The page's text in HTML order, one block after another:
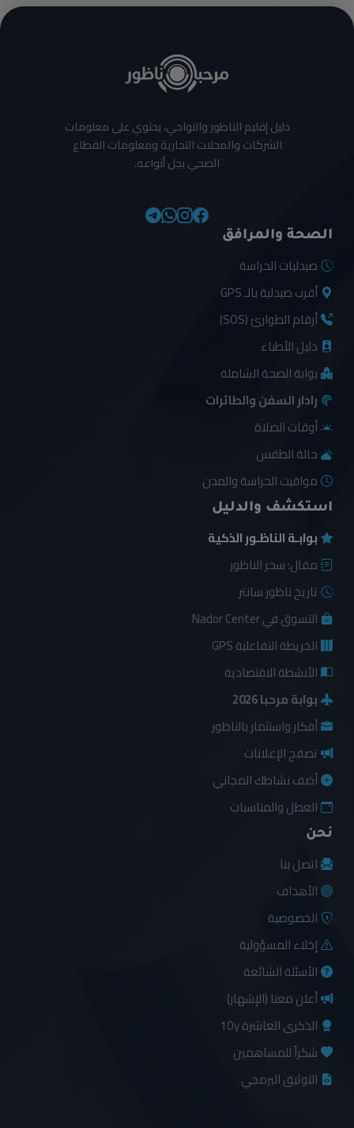
دليل إقليم الناظور والنواحي، يحتوي على معلومات
الشركات والمحلات التجارية ومعلومات القطاع
الصحي بجل أنواعه.
الصحة والمرافق
صيدليات الحراسة
أقرب صيدلية بالـ GPS
أرقام الطوارئ (SOS)
دليل الأطباء
بوابة الصحة الشاملة
رادار السفن والطائرات
أوقات الصلاة
حالة الطقس
مواقيت الحراسة والمدن
استكشف والدليل
بوابـة الناظـور الذكية
مقال: سحر الناظور
تاريخ ناظور سانتر
التسوق في Nador Center
الخريطة التفاعلية GPS
الأنشطة الاقتصادية
بوابة مرحبا 2026
أفكار واستثمار بالناظور
تصفح الإعلانات
أضف نشاطك المجاني
العطل والمناسبات
نحن
اتصل بنا
الأهداف
الخصوصية
إخلاء المسؤولية
الأسئلة الشائعة
أعلن معنا (الإشهار)
الذكرى العاشرة 10y
شكراً للمساهمين
التوثيق البرمجي